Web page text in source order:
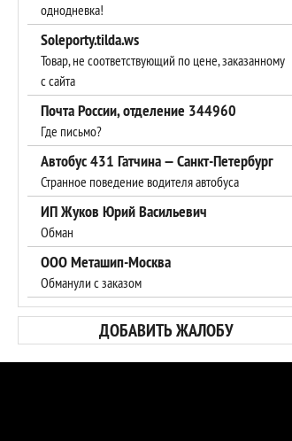
однодневка!
Soleporty.tilda.ws
Товар, не соответствующий по цене, заказанному
с сайта
Почта России, отделение 344960
Где письмо?
Автобус 431 Гатчина — Санкт-Петербург
Странное поведение водителя автобуса
ИП Жуков Юрий Васильевич
Обман
ООО Меташип-Москва
Обманули с заказом
ДОБАВИТЬ ЖАЛОБУ